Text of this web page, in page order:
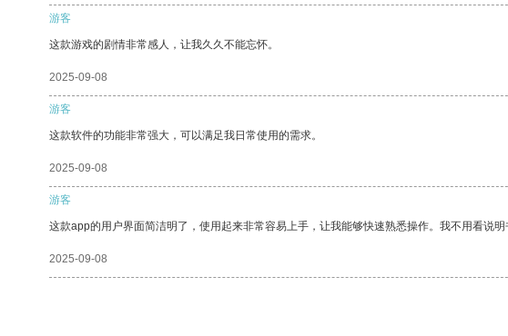
游客
这款游戏的剧情非常感人，让我久久不能忘怀。
2025-09-08
游客
这款软件的功能非常强大，可以满足我日常使用的需求。
2025-09-08
游客
这款app的用户界面简洁明了，使用起来非常容易上手，让我能够快速熟悉操作。我不用看说明
2025-09-08